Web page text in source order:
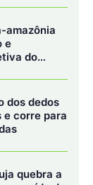
urbanas
de
e indústrias.
sejam
espécies
horários
humano.
um